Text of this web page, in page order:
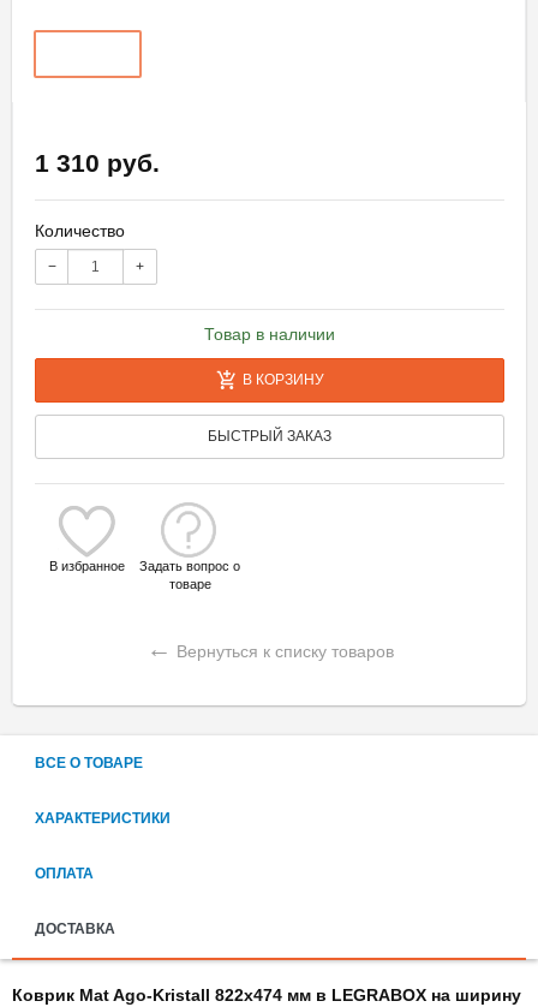
1 310 руб.
Количество
− +
Товар в наличии
В КОРЗИНУ
БЫСТРЫЙ ЗАКАЗ
В избранное
Задать вопрос о
товаре
← Вернуться к списку товаров
ВСЕ О ТОВАРЕ
ХАРАКТЕРИСТИКИ
ОПЛАТА
ДОСТАВКА
Коврик Mat Ago-Kristall 822х474 мм в LEGRABOX на ширину